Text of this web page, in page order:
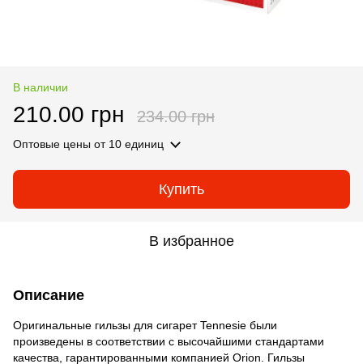
В наличии
210.00 грн 234.00 грн
Оптовые цены от 10 единиц
Купить
В избранное
Описание
Оригинальные гильзы для сигарет Tennesie были
произведены в соответствии с высочайшими стандартами
качества, гарантированными компанией Orion. Гильзы